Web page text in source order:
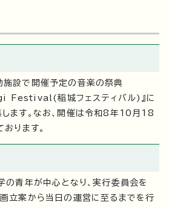
施設で開催予定の音楽の祭典
稲城フェスティバル)』に
します。なお、開催は令和8年10月18
おります。
の青年が中心となり、実行委員会を
立案から当日の運営に至るまでを行